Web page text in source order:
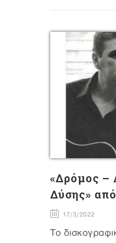
«Δρόμος –
Δύσης»
17/3/2022
Το